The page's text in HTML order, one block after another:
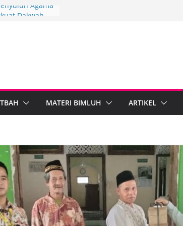
Agama
Penyuluh
Brebes
Standarkan
MATERI BIMLUH ARTIKEL